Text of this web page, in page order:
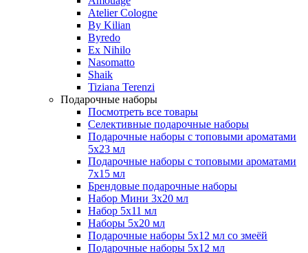
Atelier Cologne
By Kilian
Byredo
Ex Nihilo
Nasomatto
Shaik
Tiziana Terenzi
Подарочные наборы
Посмотреть все товары
Селективные подарочные наборы
Подарочные наборы с топовыми ароматами
5х23 мл
Подарочные наборы с топовыми ароматами
7х15 мл
Брендовые подарочные наборы
Набор Мини 3x20 мл
Набор 5х11 мл
Наборы 5x20 мл
Подарочные наборы 5х12 мл со змеёй
Подарочные наборы 5х12 мл